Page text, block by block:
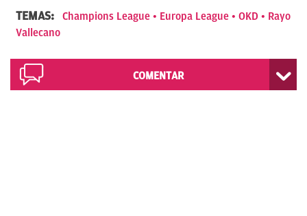
TEMAS: Champions League Europa League OKD
Rayo
Vallecano
COMENTAR